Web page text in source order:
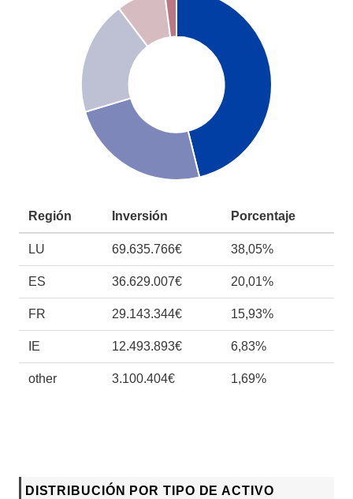
Región Inversión Porcentaje
LU 69.635.766€ 38,05%
ES 36.629.007€ 20,01%
FR 29.143.344€ 15,93%
IE 12.493.893€ 6,83%
other 3.100.404€ 1,69%
DISTRIBUCIÓN POR TIPO DE ACTIVO